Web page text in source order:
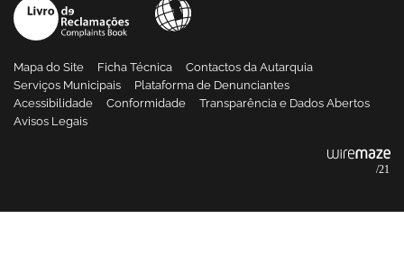
Mapa do Site Ficha Técnica
Contactos da Autarquia
Serviços Municipais
Plataforma de Denunciantes
Acessibilidade
Conformidade
Transparência e Dados Abertos
Avisos Legais